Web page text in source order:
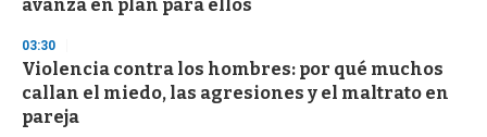
avanza en plan para ellos
03:30
Violencia contra los hombres: por qué muchos
callan el miedo, las agresiones y el maltrato en
pareja